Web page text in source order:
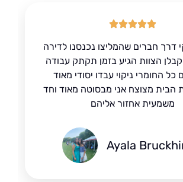
שהמליצו נכנסנו לדירה
הגיע בזמן תקתק עבודה
ניקוי עבדו יסודי מאוד
אני מבסוטה מאוד וחד
אחזור אליהם
Ayala